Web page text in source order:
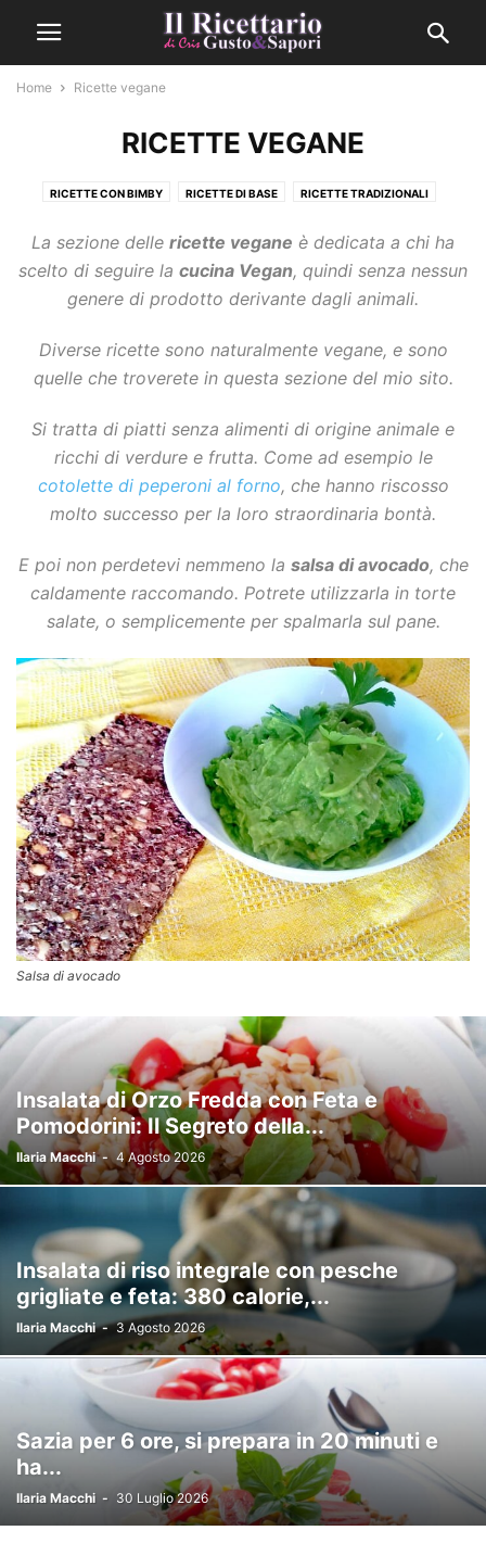
Home Ricette vegane
RICETTE VEGANE
RICETTE CON BIMBY RICETTE DI BASE RICETTE TRADIZIONALI
SENZA LATTOSIO
La sezione delle ricette vegane è dedicata a chi ha
scelto di seguire la cucina Vegan, quindi senza nessun
genere di prodotto derivante dagli animali.
Diverse ricette sono naturalmente vegane, e sono
quelle che troverete in questa sezione del mio sito.
Si tratta di piatti senza alimenti di origine animale e
ricchi di verdure e frutta. Come ad esempio le
cotolette di peperoni al forno, che hanno riscosso
molto successo per la loro straordinaria bontà.
E poi non perdetevi nemmeno la salsa di avocado, che
caldamente raccomando. Potrete utilizzarla in torte
salate, o semplicemente per spalmarla sul pane.
Salsa di avocado
Insalata di Orzo Fredda con Feta e
Pomodorini: Il Segreto della...
Ilaria Macchi - 4 Agosto 2026
Insalata di riso integrale con pesche
grigliate e feta: 380 calorie,...
Ilaria Macchi - 3 Agosto 2026
Sazia per 6 ore, si prepara in 20 minuti e
ha...
Ilaria Macchi - 30 Luglio 2026